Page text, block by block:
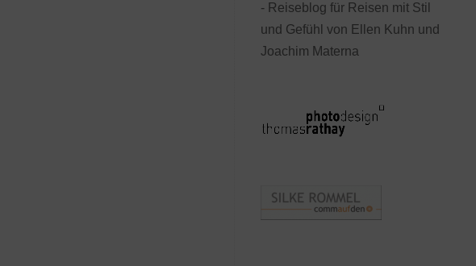
- Reiseblog für Reisen mit Stil
und Gefühl von Ellen Kuhn und
Joachim Materna